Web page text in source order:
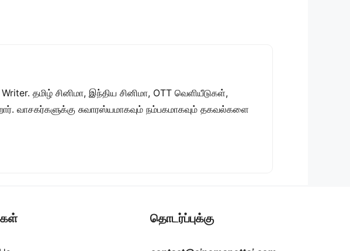
தமிழ் சினிமா, இந்திய சினிமா, OTT வெளியீடுகள்,
வாசகர்களுக்கு சுவாரஸ்யமாகவும் நம்பகமாகவும் தகவல்களை
தொடர்ப்புக்கு